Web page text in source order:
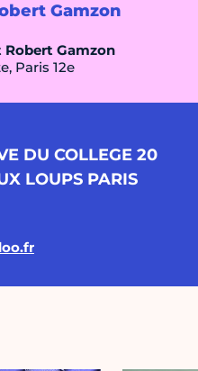
Gamzon
Robert Gamzon
Paris 12e
DU COLLEGE 20
LOUPS PARIS